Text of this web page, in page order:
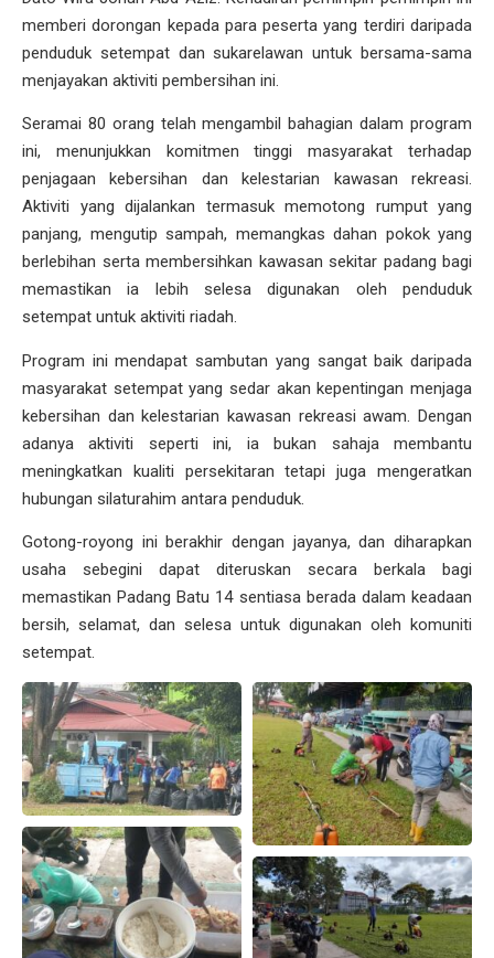
memberi dorongan kepada para peserta yang terdiri daripada
penduduk setempat dan sukarelawan untuk bersama-sama
menjayakan aktiviti pembersihan ini.
Seramai 80 orang telah mengambil bahagian dalam program
ini, menunjukkan komitmen tinggi masyarakat terhadap
penjagaan kebersihan dan kelestarian kawasan rekreasi.
Aktiviti yang dijalankan termasuk memotong rumput yang
panjang, mengutip sampah, memangkas dahan pokok yang
berlebihan serta membersihkan kawasan sekitar padang bagi
memastikan ia lebih selesa digunakan oleh penduduk
setempat untuk aktiviti riadah.
Program ini mendapat sambutan yang sangat baik daripada
masyarakat setempat yang sedar akan kepentingan menjaga
kebersihan dan kelestarian kawasan rekreasi awam. Dengan
adanya aktiviti seperti ini, ia bukan sahaja membantu
meningkatkan kualiti persekitaran tetapi juga mengeratkan
hubungan silaturahim antara penduduk.
Gotong-royong ini berakhir dengan jayanya, dan diharapkan
usaha sebegini dapat diteruskan secara berkala bagi
memastikan Padang Batu 14 sentiasa berada dalam keadaan
bersih, selamat, dan selesa untuk digunakan oleh komuniti
setempat.